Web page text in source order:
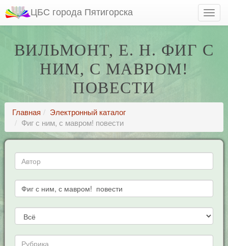
ЦБС города Пятигорска
ВИЛЬМОНТ, Е. Н. ФИГ С
НИМ, С МАВРОМ!
ПОВЕСТИ
Главная
Электронный каталог
Фиг с ним, с мавром! повести